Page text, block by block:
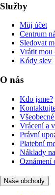
Služby
Můj účet
Centrum
Sledovat
Vrátit mou
Kódy slev
O nás
Kdo jsme?
Vrácení a
Právní
Platební
Náklady
Oznámení
Naše obchody